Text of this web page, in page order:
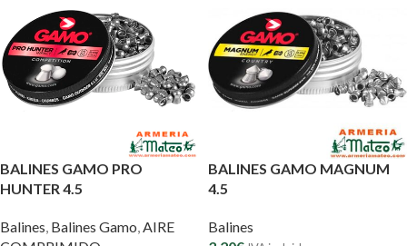
BALINES GAMO PRO
HUNTER 4.5
Balines, Balines Gamo,AIRE
BALINES GAMO MAGNUM
4.5
Balines